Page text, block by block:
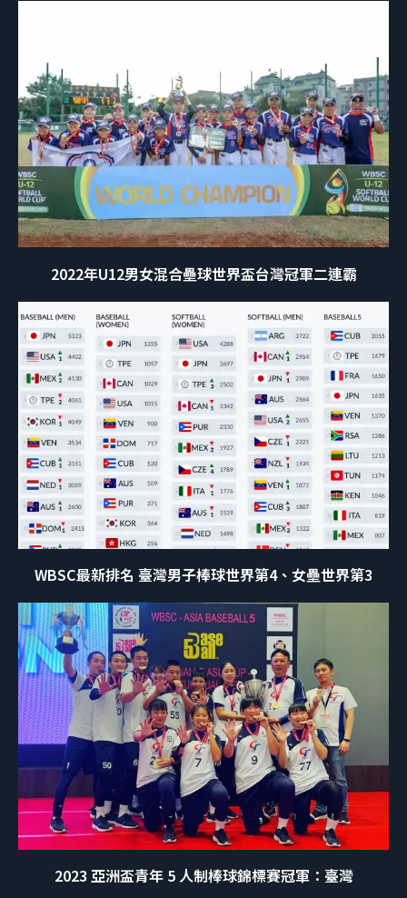
2022年U12男女混合壘球世界盃台灣冠軍二連霸
WBSC最新排名 臺灣男子棒球世界第4、女壘世界第3
2023 亞洲盃青年 5 人制棒球錦標賽冠軍：臺灣